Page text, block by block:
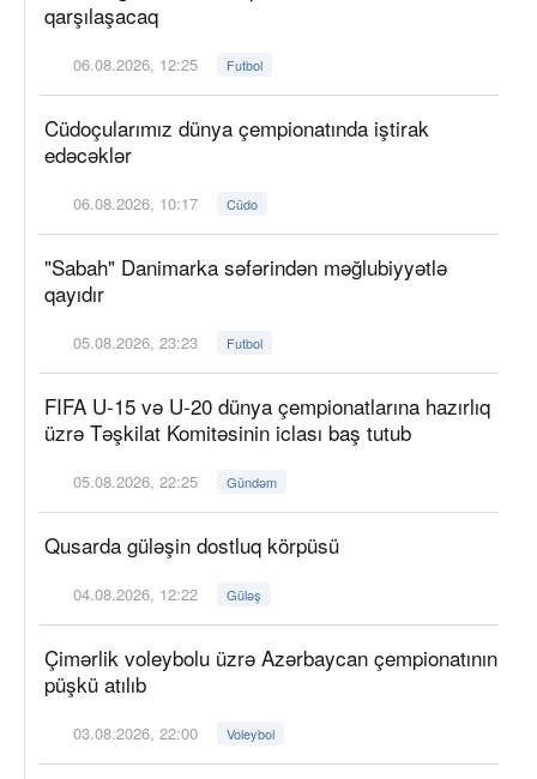
qarşılaşacaq
06.08.2026, 12:25 Futbol
Cüdoçularımız dünya çempionatında iştirak
edəcəklər
06.08.2026, 10:17 Cüdo
"Sabah" Danimarka səfərindən məğlubiyyətlə
qayıdır
05.08.2026, 23:23 Futbol
FIFA U-15 və U-20 dünya çempionatlarına hazırlıq
üzrə Təşkilat Komitəsinin iclası baş tutub
05.08.2026, 22:25 Gündəm
Qusarda güləşin dostluq körpüsü
04.08.2026, 12:22 Güləş
Çimərlik voleybolu üzrə Azərbaycan çempionatının
püşkü atılıb
03.08.2026, 22:00 Voleybol